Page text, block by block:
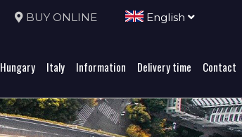
BUY ONLINE English
Hungary Italy Information Delivery time Contact